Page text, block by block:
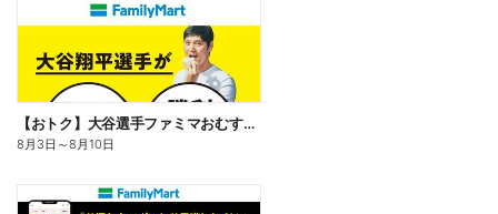
【おトク】大谷選手ファミマおむすび割
8月3日 ～8月10日